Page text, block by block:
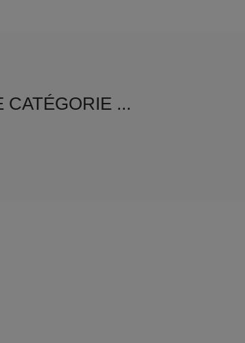
...
CATÉGORIE ...